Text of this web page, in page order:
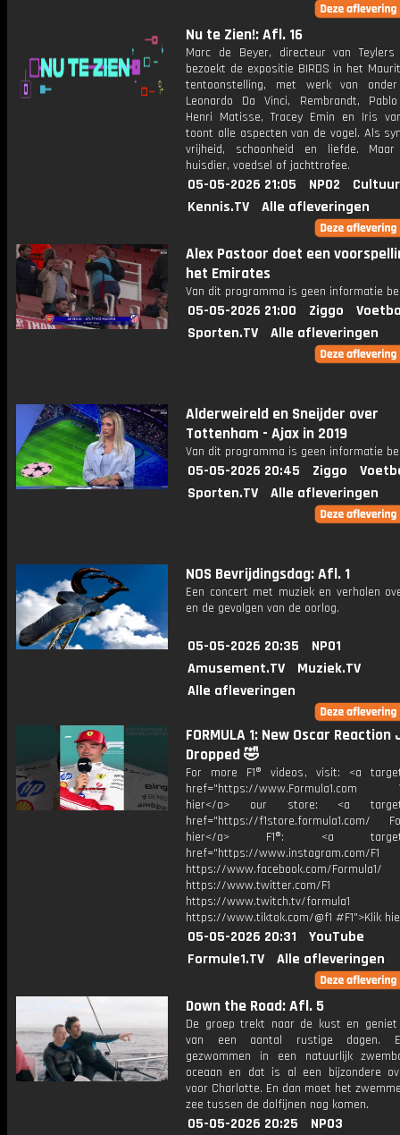
Nu te Zien!: Afl. 16
Marc de Beyer, directeur van Teylers
bezoekt de expositie BIRDS in het
tentoonstelling, met werk van
Leonardo Da Vinci, Rembrandt,
Henri Matisse, Tracey Emin en Iris
toont alle aspecten van de vogel. Als
vrijheid, schoonheid en liefde.
huisdier, voedsel of jachttrofee.
05-05-2026 21:05 NPO2
Kennis.TV
Alle afleveringen
Alex Pastoor doet een
het Emirates
Van dit programma is geen informatie
05-05-2026 21:00 Ziggo
Sporten.TV
Alle afleveringen
Alderweireld en Sneijder over
Tottenham - Ajax in 2019
Van dit programma is geen informatie
05-05-2026 20:45 Ziggo
Sporten.TV
Alle afleveringen
NOS Bevrijdingsdag: Afl. 1
Een concert met muziek en verhalen
en de gevolgen van de oorlog.
05-05-2026 20:35
NPO1
Amusement.TV
Muziek.TV
Alle afleveringen
FORMULA 1: New Oscar Reaction
Dropped 🤣
For more F1® videos, visit: <a
href="https://www.Formula1.com
hier</a> our store: <a
href="https://f1store.formula1.com/
hier</a> F1®: <a
href="https://www.instagram.com/F1
https://www.facebook.com/Formula1/
https://www.twitter.com/F1
https://www.twitch.tv/formula1
https://www.tiktok.com/@f1 #F1">Klik
05-05-2026 20:31
YouTube
Formule1.TV
Alle afleveringen
Down the Road: Afl. 5
De groep trekt naar de kust en
van een aantal rustige dagen.
gezwommen in een natuurlijk
oceaan en dat is al een bijzondere
voor Charlotte. En dan moet het
zee tussen de dolfijnen nog komen.
05-05-2026 20:25 NPO3